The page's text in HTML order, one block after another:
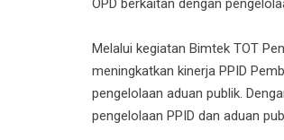
Melalui kegiatan Bimtek TOT
meningkatkan kinerja PPID
pengelolaan aduan publik.
pengelolaan PPID dan aduan